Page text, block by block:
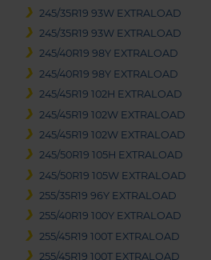
245/35R19 93W EXTRALOAD
245/35R19 93W EXTRALOAD
245/40R19 98Y EXTRALOAD
245/40R19 98Y EXTRALOAD
245/45R19 102H EXTRALOAD
245/45R19 102W EXTRALOAD
245/45R19 102W EXTRALOAD
245/50R19 105H EXTRALOAD
245/50R19 105W EXTRALOAD
255/35R19 96Y EXTRALOAD
255/40R19 100Y EXTRALOAD
255/45R19 100T EXTRALOAD
255/45R19 100T EXTRALOAD